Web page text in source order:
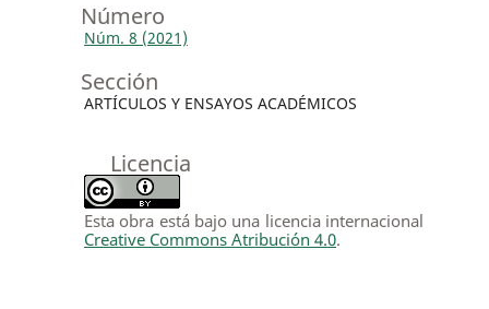
Número
Núm. 8 (2021)
Sección
ARTÍCULOS Y ENSAYOS ACADÉMICOS
Licencia
Esta obra está bajo una licencia internacional
Creative Commons Atribución 4.0.